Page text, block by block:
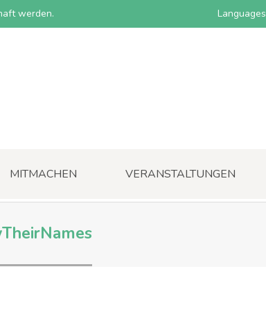
werden. Languages
MITMACHEN VERANSTALTUNGEN